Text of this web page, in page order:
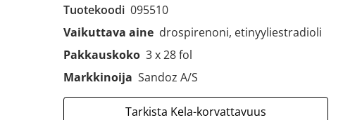
Tuotekoodi 095510
Vaikuttava aine drospirenoni, etinyyliestradioli
Pakkauskoko 3 x 28 fol
Markkinoija Sandoz A/S
Tarkista Kela-korvattavuus